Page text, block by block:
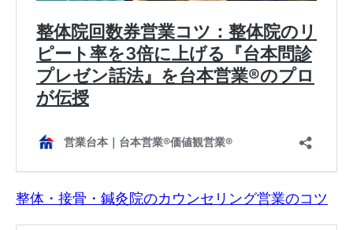
整体・接骨・鍼灸院のカウンセリング営業のコツ